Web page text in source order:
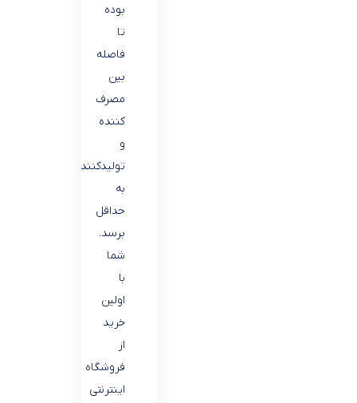
بوده
تا
فاصله
بین
مصرف
کننده
و
تولیدکننده
به
حداقل
برسد.
شما
با
اولین
خرید
از
فروشگاه
اینترنتی